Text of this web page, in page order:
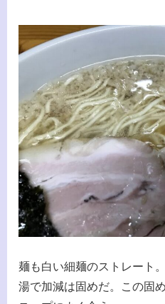
麺も白い細麺のストレート。
湯で加減は固めだ。この固